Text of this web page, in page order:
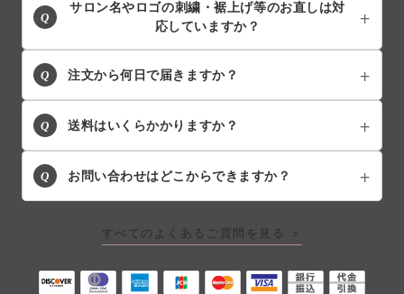
Q
サロン名やロゴの刺繍・裾上げ等のお直しは対
応していますか？
Q 注文から何日で届きますか？
Q 送料はいくらかかりますか？
Q お問い合わせはどこからできますか？
すべてのよくあるご質問を見る ＞